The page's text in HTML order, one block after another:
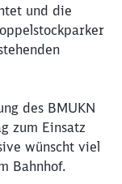
und die
des BMUKN
zum Einsatz
wünscht viel
Bahnhof.
Schließen